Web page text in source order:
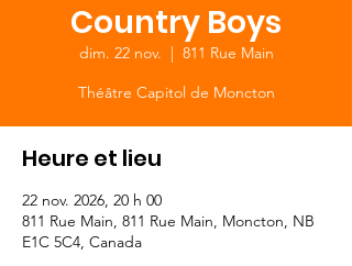
Country Boys
dim. 22 nov.
  |
811 Rue Main
Théâtre Capitol de Moncton
Heure et lieu
22 nov. 2026, 20 h 00
811 Rue Main, 811 Rue Main, Moncton, NB
E1C 5C4, Canada